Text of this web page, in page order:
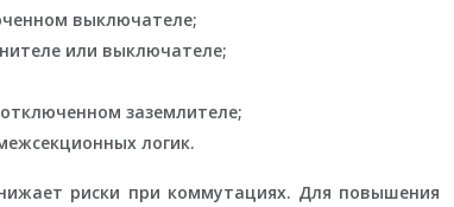
выключателе;
или выключателе;
заземлителе;
логик.
риски при коммутациях. Для повышения